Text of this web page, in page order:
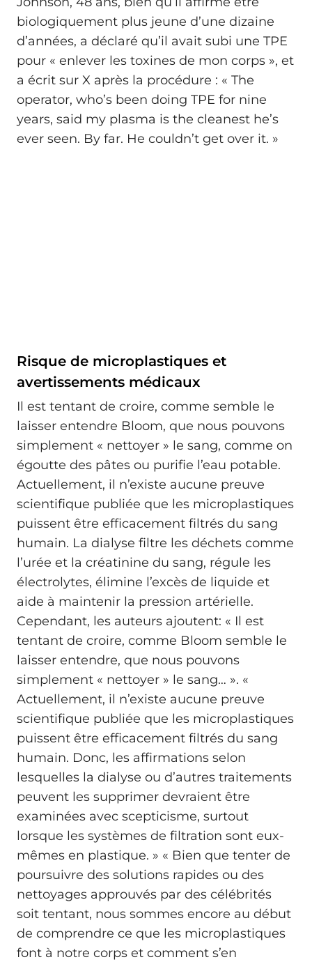
biologiquement plus jeune d’une dizaine
d’années, a déclaré qu’il avait subi une TPE
pour « enlever les toxines de mon corps », et
a écrit sur X après la procédure : « The
operator, who’s been doing TPE for nine
years, said my plasma is the cleanest he’s
ever seen. By far. He couldn’t get over it. »
Risque de microplastiques et
avertissements médicaux
Il est tentant de croire, comme semble le
laisser entendre Bloom, que nous pouvons
simplement « nettoyer » le sang, comme on
égoutte des pâtes ou purifie l’eau potable.
Actuellement, il n’existe aucune preuve
scientifique publiée que les microplastiques
puissent être efficacement filtrés du sang
humain. La dialyse filtre les déchets comme
l’urée et la créatinine du sang, régule les
électrolytes, élimine l’excès de liquide et
aide à maintenir la pression artérielle.
Cependant, les auteurs ajoutent: « Il est
tentant de croire, comme Bloom semble le
laisser entendre, que nous pouvons
simplement « nettoyer » le sang… ». «
Actuellement, il n’existe aucune preuve
scientifique publiée que les microplastiques
puissent être efficacement filtrés du sang
humain. Donc, les affirmations selon
lesquelles la dialyse ou d’autres traitements
peuvent les supprimer devraient être
examinées avec scepticisme, surtout
lorsque les systèmes de filtration sont eux-
mêmes en plastique. » « Bien que tenter de
poursuivre des solutions rapides ou des
nettoyages approuvés par des célébrités
soit tentant, nous sommes encore au début
de comprendre ce que les microplastiques
font à notre corps et comment s’en